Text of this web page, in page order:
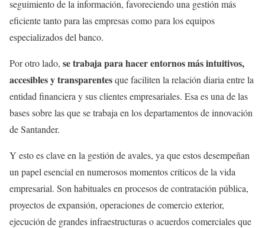
seguimiento de la información, favoreciendo una gestión más
eficiente tanto para las empresas como para los equipos
especializados del banco.
Por otro lado, se trabaja para hacer entornos más intuitivos,
accesibles y transparentesque faciliten la relación diaria entre la
entidad financiera y sus clientes empresariales. Esa es una de las
bases sobre las que se trabaja en los departamentos de innovación
de Santander.
Y esto es clave en la gestión de avales, ya que estos desempeñan
un papel esencial en numerosos momentos críticos de la vida
empresarial. Son habituales en procesos de contratación pública,
proyectos de expansión, operaciones de comercio exterior,
ejecución de grandes infraestructuras o acuerdos comerciales que